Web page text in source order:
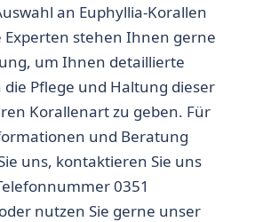
an Euphyllia-Korallen
Experten stehen Ihnen gerne
um Ihnen detaillierte
die Pflege und Haltung dieser
Korallenart zu geben. Für
und Beratung
uns, kontaktieren Sie uns
0351
nutzen Sie gerne unser